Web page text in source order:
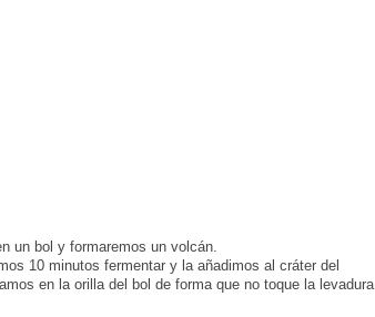
un bol y formaremos un volcán.
10 minutos fermentar y la añadimos al cráter del
en la orilla del bol de forma que no toque la levadura